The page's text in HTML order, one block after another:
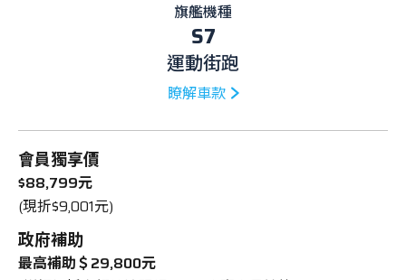
旗艦機種
S7
運動街跑
瞭解車款
會員獨享價
$88,799元
(現折$9,001元)
政府補助
最高補助＄29,800元